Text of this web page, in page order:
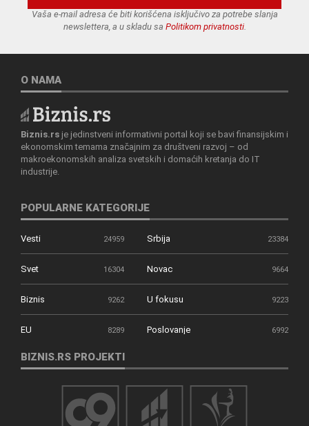
Vaša e-mail adresa će biti korišćena isključivo za potrebe slanja
newslettera, a u skladu sa Politikom privatnosti.
O NAMA
Biznis.rs je jedinstveni informativni portal koji se bavi finansijskim i
ekonomskim temama značajnim za društveni razvoj – od
makroekonomskih analiza svetskih i domaćih kretanja do IT
industrije.
POPULARNE KATEGORIJE
Vesti 24959 Srbija 23384
Svet 16304 Novac 9664
Biznis 9262 U fokusu 9223
EU 8289 Poslovanje 6992
BIZNIS.RS PROJEKTI